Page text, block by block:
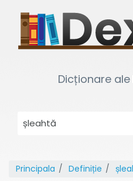
Dicționare
Principala Definiție